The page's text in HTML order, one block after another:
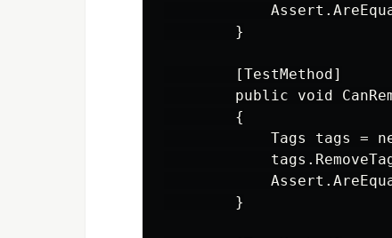
        }
        [TestMethod]
public void
        {
Tags tags =
        }